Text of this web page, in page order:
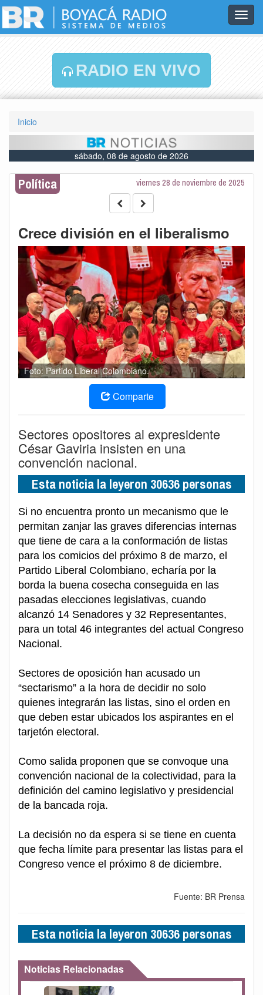
RADIO EN VIVO
Inicio
sábado, 08 de agosto de 2026
Política viernes 28 de noviembre de 2025
Crece división en el liberalismo
Foto: Partido Liberal Colombiano.
Comparte
Sectores opositores al expresidente
César Gaviria insisten en una
convención nacional.
Esta noticia la leyeron 30636 personas
Si no encuentra pronto un mecanismo que le
permitan zanjar las graves diferencias internas
que tiene de cara a la conformación de listas
para los comicios del próximo 8 de marzo, el
Partido Liberal Colombiano, echaría por la
borda la buena cosecha conseguida en las
pasadas elecciones legislativas, cuando
alcanzó 14 Senadores y 32 Representantes,
para un total 46 integrantes del actual Congreso
Nacional.
Sectores de oposición han acusado un
“sectarismo” a la hora de decidir no solo
quienes integrarán las listas, sino el orden en
que deben estar ubicados los aspirantes en el
tarjetón electoral.
Como salida proponen que se convoque una
convención nacional de la colectividad, para la
definición del camino legislativo y presidencial
de la bancada roja.
La decisión no da espera si se tiene en cuenta
que fecha límite para presentar las listas para el
Congreso vence el próximo 8 de diciembre.
Fuente: BR Prensa
Esta noticia la leyeron 30636 personas
Noticias Relacionadas